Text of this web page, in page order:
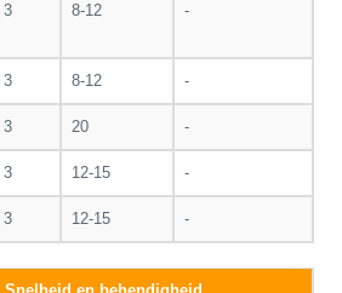
3 8-12 -
3 8-12 -
3 20 -
3 12-15 -
3 12-15 -